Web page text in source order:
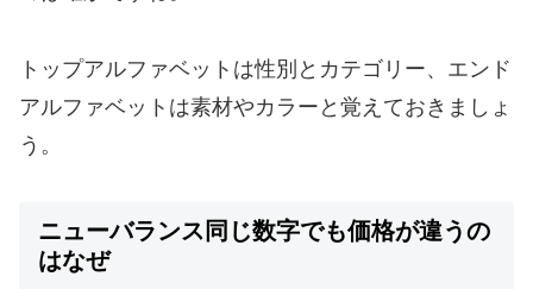
トップアルファベットは性別とカテゴリー、エンド
アルファベットは素材やカラーと覚えておきましょ
う。
ニューバランス同じ数字でも価格が違うの
はなぜ